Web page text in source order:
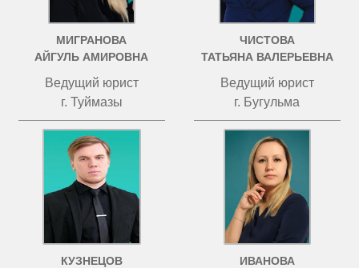
МИГРАНОВА
АЙГУЛЬ АМИРОВНА
Ведущий юрист
г. Туймазы
ЧИСТОВА
ТАТЬЯНА ВАЛЕРЬЕВНА
Ведущий юрист
г. Бугульма
КУЗНЕЦОВ
ИВАНОВА